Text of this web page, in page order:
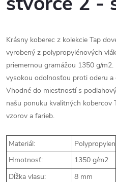
Krásny koberec z kolekcie Tap
vyrobený z polypropylénových
priemernou gramážou 1350 g/m2.
vysokou odolnosťou proti oderu a
Vhodné do miestností s
našu ponuku kvalitných kobercov
vzorov a farieb.
Materiál:
Polypropylen
Hmotnosť:
1350 g/m2
Dĺžka vlasu:
8 mm